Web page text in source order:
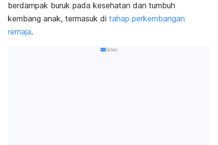
berdampak buruk pada kesehatan dan tumbuh
kembang anak, termasuk di tahap perkembangan
remaja.
Iklan